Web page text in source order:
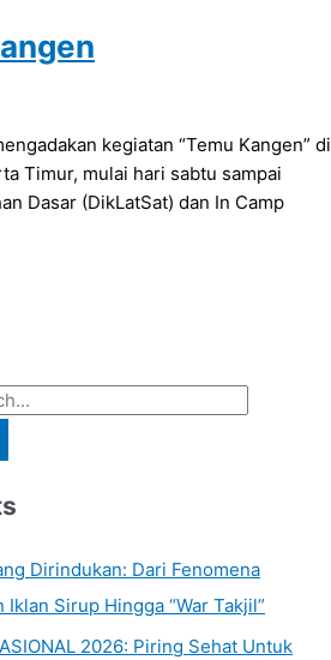
kegiatan “Temu Kangen” di
Timur, mulai hari sabtu sampai
Dasar (DikLatSat) dan In Camp
Dirindukan: Dari Fenomena
Iklan Sirup Hingga “War Takjil”
2026: Piring Sehat Untuk